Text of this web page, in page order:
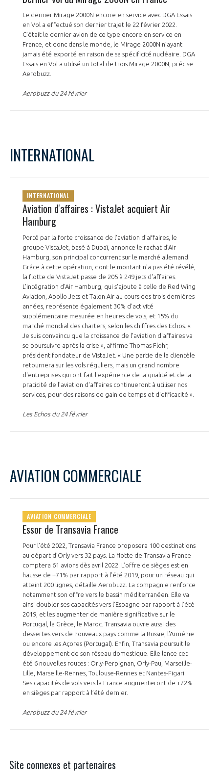
Le dernier Mirage 2000N encore en service avec DGA Essais
en Vol a effectué son dernier trajet le 22 février 2022.
C’était le dernier avion de ce type encore en service en
France, et donc dans le monde, le Mirage 2000N n’ayant
jamais été exporté en raison de sa spécificité nucléaire. DGA
Essais en Vol a utilisé un total de trois Mirage 2000N, précise
Aerobuzz.
Aerobuzz du 24 février
INTERNATIONAL
INTERNATIONAL
Aviation d'affaires : VistaJet acquiert Air
Hamburg
Porté par la forte croissance de l'aviation d'affaires, le
groupe VistaJet, basé à Dubaï, annonce le rachat d’Air
Hamburg, son principal concurrent sur le marché allemand.
Grâce à cette opération, dont le montant n'a pas été révélé,
la flotte de VistaJet passe de 205 à 249 jets d'affaires.
L'intégration d'Air Hamburg, qui s'ajoute à celle de Red Wing
Aviation, Apollo Jets et Talon Air au cours des trois dernières
années, représente également 30% d'activité
supplémentaire mesurée en heures de vols, et 15% du
marché mondial des charters, selon les chiffres des Echos. «
Je suis convaincu que la croissance de l'aviation d'affaires va
se poursuivre après la crise », affirme Thomas Flohr,
président fondateur de VistaJet. « Une partie de la clientèle
retournera sur les vols réguliers, mais un grand nombre
d'entreprises qui ont fait l'expérience de la qualité et de la
praticité de l'aviation d'affaires continueront à utiliser nos
services, pour des raisons de gain de temps et d'efficacité ».
Les Echos du 24 février
AVIATION COMMERCIALE
AVIATION COMMERCIALE
Essor de Transavia France
Pour l’été 2022, Transavia France proposera 100 destinations
au départ d’Orly vers 32 pays. La flotte de Transavia France
comptera 61 avions dès avril 2022. L’offre de sièges est en
hausse de +71% par rapport à l’été 2019, pour un réseau qui
atteint 200 lignes, détaille Aerobuzz. La compagnie renforce
notamment son offre vers le bassin méditerranéen. Elle va
ainsi doubler ses capacités vers l’Espagne par rapport à l’été
2019, et les augmenter de manière significative sur le
Portugal, la Grèce, le Maroc. Transavia ouvre aussi des
dessertes vers de nouveaux pays comme la Russie, l’Arménie
ou encore les Açores (Portugal). Enfin, Transavia poursuit le
développement de son réseau domestique. Elle lance cet
été 6 nouvelles routes : Orly-Perpignan, Orly-Pau, Marseille-
Lille, Marseille-Rennes, Toulouse-Rennes et Nantes-Figari.
Ses capacités de vols vers la France augmenteront de +72%
en sièges par rapport à l’été dernier.
Aerobuzz du 24 février
Site connexes et partenaires